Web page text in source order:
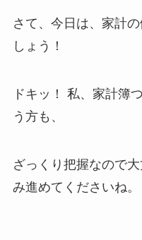
さて、今日は、家計
しょう！
ドキッ！ 私、家計簿
う方も、
ざっくり把握なので
み進めてくださいね。